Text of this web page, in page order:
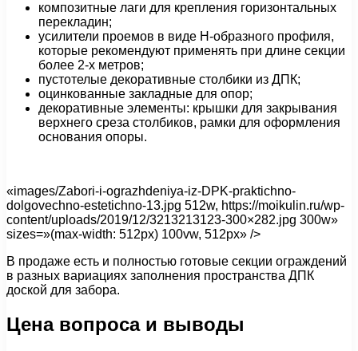
композитные лаги для крепления горизонтальных
перекладин;
усилители проемов в виде Н-образного профиля,
которые рекомендуют применять при длине секции
более 2-х метров;
пустотелые декоративные столбики из ДПК;
оцинкованные закладные для опор;
декоративные элементы: крышки для закрывания
верхнего среза столбиков, рамки для оформления
основания опоры.
«images/Zabori-i-ograzhdeniya-iz-DPK-praktichno-
dolgovechno-estetichno-13.jpg 512w, https://moikulin.ru/wp-
content/uploads/2019/12/3213213123-300×282.jpg 300w»
sizes=»(max-width: 512px) 100vw, 512px» />
В продаже есть и полностью готовые секции ограждений
в разных вариациях заполнения пространства ДПК
доской для забора.
Цена вопроса и выводы